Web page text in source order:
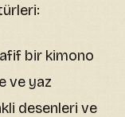
bir kimono
ve yaz
desenleri ve